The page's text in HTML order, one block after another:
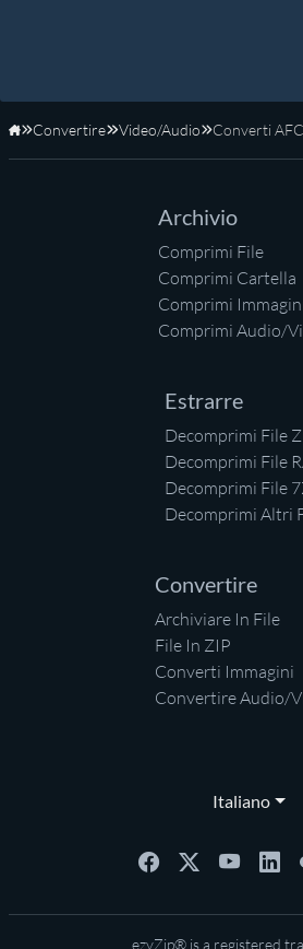
Home
Convertire Video/Audio Converti
Archivio
Comprimi File
Comprimi Cartella
Comprimi
Comprimi Audio/
Estrarre
Decomprimi File
Decomprimi File
Decomprimi File
Decomprimi Altri
Convertire
Archiviare In File
File In ZIP
Converti Immagini
Convertire Audio/
Italiano
ezyZip® is a registered